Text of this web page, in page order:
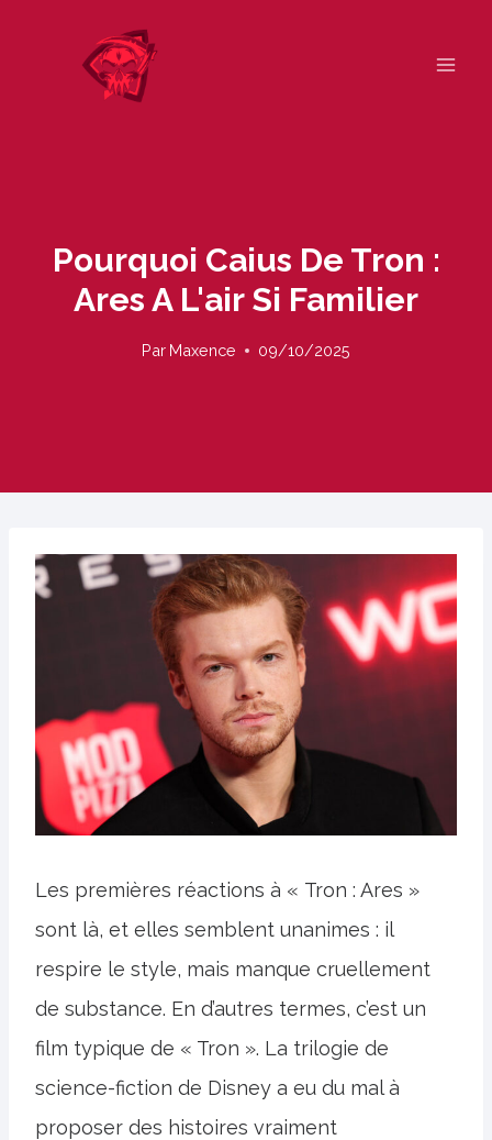
Pourquoi Caius De Tron :
Ares A L'air Si Familier
Par Maxence 09/10/2025
Les premières réactions à « Tron : Ares »
sont là, et elles semblent unanimes : il
respire le style, mais manque cruellement
de substance. En d’autres termes, c’est un
film typique de « Tron ». La trilogie de
science-fiction de Disney a eu du mal à
proposer des histoires vraiment